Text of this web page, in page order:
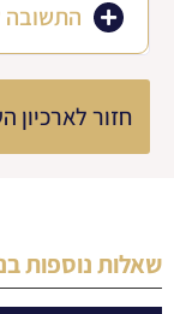
התשובה
חזור לארכיון
שאלות נוספות